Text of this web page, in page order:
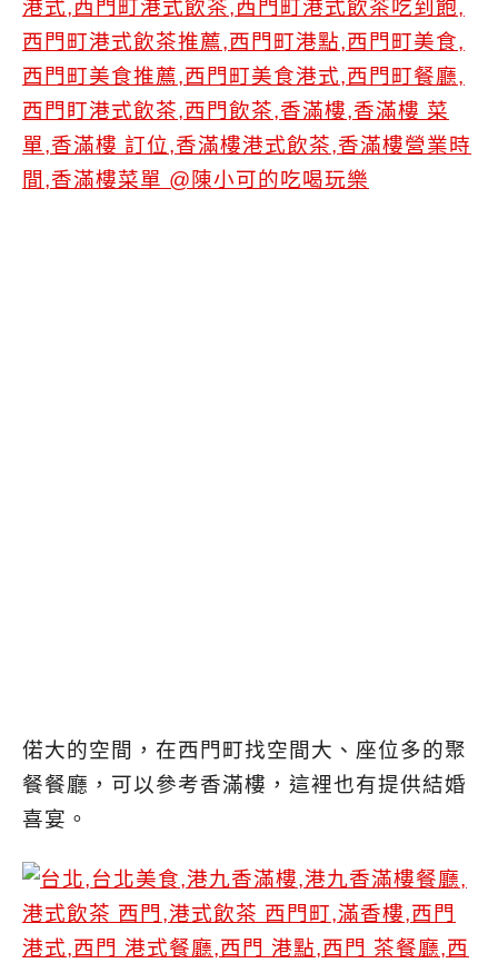
偌大的空間，在西門町找空間大、座位多的聚
餐餐廳，可以參考香滿樓，這裡也有提供結婚
喜宴。